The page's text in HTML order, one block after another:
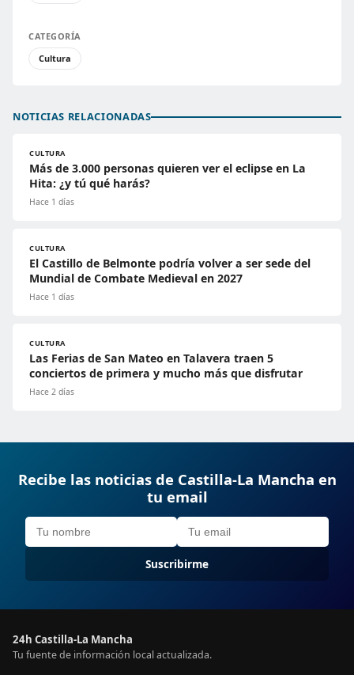
CATEGORÍA
Cultura
NOTICIAS RELACIONADAS
CULTURA
Más de 3.000 personas quieren ver el eclipse en La
Hita: ¿y tú qué harás?
Hace 1 días
CULTURA
El Castillo de Belmonte podría volver a ser sede del
Mundial de Combate Medieval en 2027
Hace 1 días
CULTURA
Las Ferias de San Mateo en Talavera traen 5
conciertos de primera y mucho más que disfrutar
Hace 2 días
Recibe las noticias de Castilla-La Mancha en
tu email
Suscribirme
24h Castilla-La Mancha
Tu fuente de información local actualizada.